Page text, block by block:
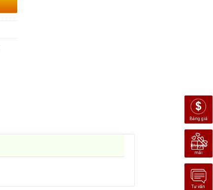
Bảng giá
Khuyến
mãi
Tư vấn